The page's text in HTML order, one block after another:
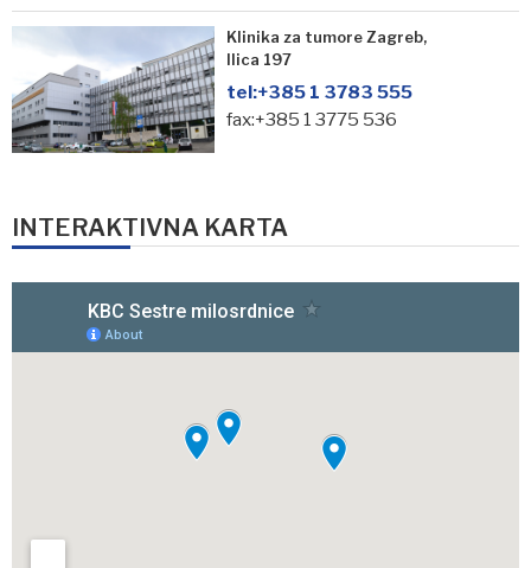
Klinika za tumore Zagreb,
Ilica 197
tel:+385 1 3783 555
fax:+385 1 3775 536
INTERAKTIVNA KARTA